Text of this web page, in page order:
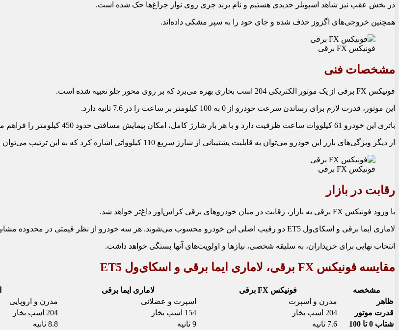
در بخش عقب نیز شاهد اسپویلر جدیدی هستیم و نام برند چری روی نوار چراغ‌ها حک شده است.
همچنین خروجی‌های اگزوز حذف شده و جای خود را به سپر مشکی داده‌اند.
فونیکس FX برقی
مشخصات فنی
فونیکس FX برقی از یک موتور الکتریکی 204 اسب بخاری بهره می‌برد که بر روی محور جلو تعبیه شده است.
این موتور، قدرت لازم برای رساندن سرعت خودرو از 0 به 100 کیلومتر بر ساعت را در 7.6 ثانیه دارد.
باتری این خودرو 61 کیلووات ساعت ظرفیت دارد و با هر بار شارژ کامل، امکان پیمایش مسافتی حدود 450 کیلومتر را فراهم می‌کند.
از دیگر ویژگی‌های بارز این خودرو می‌توان به قابلیت پشتیبانی از شارژ سریع 110 کیلوواتی اشاره کرد که به این ترتیب می‌توان در عرض 30 دقیقه، باتری را از 0 به 80 درصد شارژ کرد.
فونیکس FX برقی
رقابت در بازار
با ورود فونیکس FX برقی به بازار، رقابت در میان خودروهای برقی کراس‌اور داغ‌تر خواهد شد.
لاماری ایما برقی و اسکای‌ول ET5 دو رقیب اصلی این خودرو محسوب می‌شوند. هر سه خودرو از نظر قیمتی در محدوده مشابهی قرار دارند و از امکانات و ویژگی‌های قابل قبولی بهره می‌برند.
انتخاب نهایی برای خریداران، به سلیقه شخصی، نیازها و اولویت‌های آنها بستگی خواهد داشت.
مقایسه فونیکس FX برقی، لاماری ایما برقی و اسکای‌ول ET5
مشخصه فونیکس FX برقی لاماری ایما برقی
ظاهر
مدرن و اسپرت اسپرت و عضلانی
مدرن و اروپایی
قدرت موتور
204 اسب بخار 154 اسب بخار
204 اسب بخار
شتاب 0 تا 100
7.6 ثانیه 9 ثانیه
8.8 ثانیه